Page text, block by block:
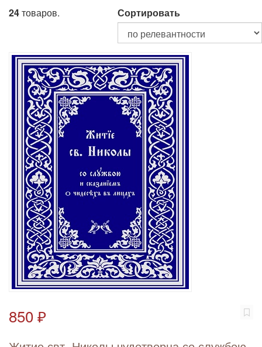
24товаров. Сортировать
850 ₽